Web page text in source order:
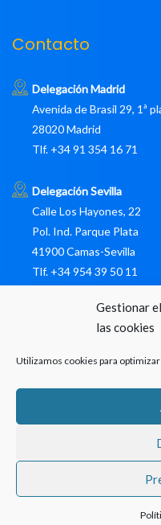
Gestionar
las cookies
Utilizamos cookies para
Contacto
Delegación Madrid
Avenida de Brasil 29, 1ª
28020 Madrid
Tlf. +34 91 354 16 71
Delegación Sevilla
Calle Los Hayones, 22
Pol. Ind. Parque Plata
41900 Camas-Sevilla
Tlf. +34 954 39 50 11
Sinli: L0001952